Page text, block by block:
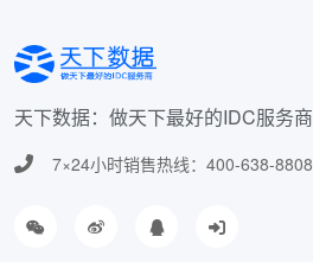
天下数据：做天下最好的IDC服务商
7×24小时销售热线：400-638-8808